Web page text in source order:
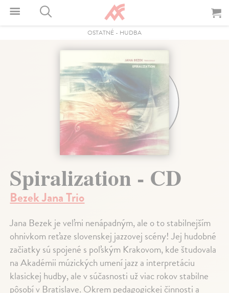
OSTATNÉ - HUDBA
Spiralization - CD
Bezek Jana Trio
Jana Bezek je veľmi nenápadným, ale o to stabilnejším
ohnivkom reťaze slovenskej jazzovej scény! Jej hudobné
začiatky sú spojené s poľským Krakovom, kde študovala
na Akadémii múzických umení jazz a interpretáciu
klasickej hudby, ale v súčasnosti už viac rokov stabilne
pôsobí v Bratislave. Okrem pedagogickej činnosti a